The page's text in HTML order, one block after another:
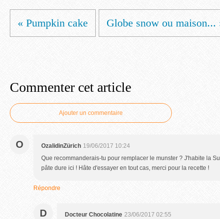
« Pumpkin cake Globe snow ou maison...
Commenter cet article
Ajouter un commentaire
O OzalidinZürich 19/06/2017 10:24
Que recommanderais-tu pour remplacer le munster ? J'habite la
pâte dure ici ! Hâte d'essayer en tout cas, merci pour la recette !
Répondre
D Docteur Chocolatine 23/06/2017 02:55